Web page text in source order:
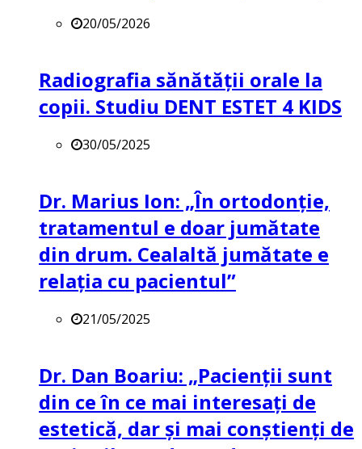
20/05/2026
Radiografia sănătății orale la
copii. Studiu DENT ESTET 4 KIDS
30/05/2025
Dr. Marius Ion: „În ortodonție,
tratamentul e doar jumătate
din drum. Cealaltă jumătate e
relația cu pacientul”
21/05/2025
Dr. Dan Boariu: „Pacienții sunt
din ce în ce mai interesați de
estetică, dar și mai conștienți de